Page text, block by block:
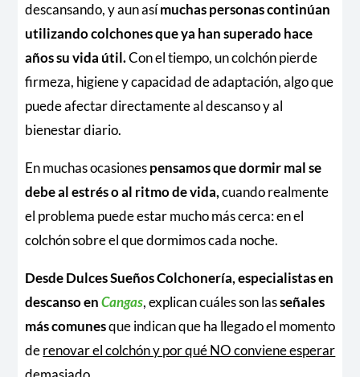
descansando, y aun asímuchas personas continúan
utilizando colchones que ya han superado hace
años su vida útil.Con el tiempo, un colchón pierde
firmeza, higiene y capacidad de adaptación, algo que
puede afectar directamente al descanso y al
bienestar diario.
En muchas ocasionespensamos que dormir mal se
debe al estrés o al ritmo de vida,cuando realmente
el problema puede estar mucho más cerca: en el
colchón sobre el que dormimos cada noche.
Desde Dulces Sueños Colchonería, especialistas en
descanso enCangas, explican cuáles son lasseñales
más comunesque indican que ha llegado el momento
derenovar el colchón y por qué NO conviene esperar